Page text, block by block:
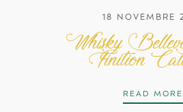
18 NOVEMBRE
Whisky
Finition
READ MORE